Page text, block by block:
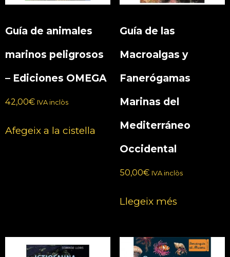
Guía de animales
marinos peligrosos
– Ediciones OMEGA
42,00€ IVA inclòs
Afegeix a la cistella
Guía de las
Macroalgas y
Fanerógamas
Marinas del
Mediterráneo
Occidental
50,00€ IVA inclòs
Llegeix més